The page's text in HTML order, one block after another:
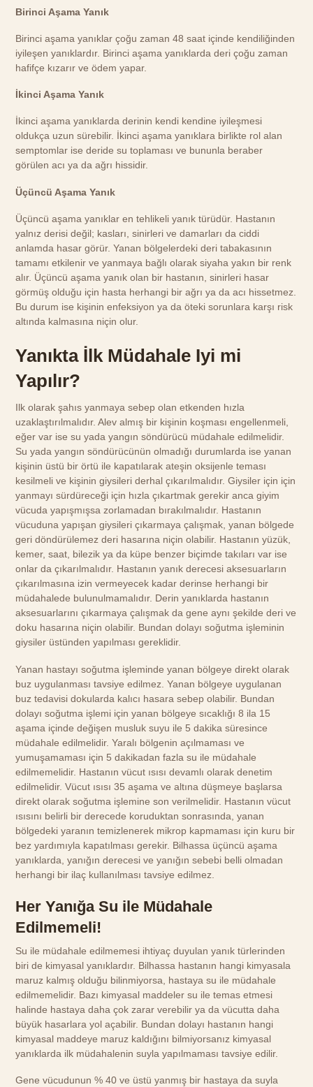
Birinci Aşama Yanık
Birinci aşama yanıklar çoğu zaman 48 saat içinde kendiliğinden
iyileşen yanıklardır. Birinci aşama yanıklarda deri çoğu zaman
hafifçe kızarır ve ödem yapar.
İkinci Aşama Yanık
İkinci aşama yanıklarda derinin kendi kendine iyileşmesi
oldukça uzun sürebilir. İkinci aşama yanıklara birlikte rol alan
semptomlar ise deride su toplaması ve bununla beraber
görülen acı ya da ağrı hissidir.
Üçüncü Aşama Yanık
Üçüncü aşama yanıklar en tehlikeli yanık türüdür. Hastanın
yalnız derisi değil; kasları, sinirleri ve damarları da ciddi
anlamda hasar görür. Yanan bölgelerdeki deri tabakasının
tamamı etkilenir ve yanmaya bağlı olarak siyaha yakın bir renk
alır. Üçüncü aşama yanık olan bir hastanın, sinirleri hasar
görmüş olduğu için hasta herhangi bir ağrı ya da acı hissetmez.
Bu durum ise kişinin enfeksiyon ya da öteki sorunlara karşı risk
altında kalmasına niçin olur.
Yanıkta İlk Müdahale Iyi mi
Yapılır?
Ilk olarak şahıs yanmaya sebep olan etkenden hızla
uzaklaştırılmalıdır. Alev almış bir kişinin koşması engellenmeli,
eğer var ise su yada yangın söndürücü müdahale edilmelidir.
Su yada yangın söndürücünün olmadığı durumlarda ise yanan
kişinin üstü bir örtü ile kapatılarak ateşin oksijenle teması
kesilmeli ve kişinin giysileri derhal çıkarılmalıdır. Giysiler için için
yanmayı sürdüreceği için hızla çıkartmak gerekir anca giyim
vücuda yapışmışsa zorlamadan bırakılmalıdır. Hastanın
vücuduna yapışan giysileri çıkarmaya çalışmak, yanan bölgede
geri döndürülemez deri hasarına niçin olabilir. Hastanın yüzük,
kemer, saat, bilezik ya da küpe benzer biçimde takıları var ise
onlar da çıkarılmalıdır. Hastanın yanık derecesi aksesuarların
çıkarılmasına izin vermeyecek kadar derinse herhangi bir
müdahalede bulunulmamalıdır. Derin yanıklarda hastanın
aksesuarlarını çıkarmaya çalışmak da gene aynı şekilde deri ve
doku hasarına niçin olabilir. Bundan dolayı soğutma işleminin
giysiler üstünden yapılması gereklidir.
Yanan hastayı soğutma işleminde yanan bölgeye direkt olarak
buz uygulanması tavsiye edilmez. Yanan bölgeye uygulanan
buz tedavisi dokularda kalıcı hasara sebep olabilir. Bundan
dolayı soğutma işlemi için yanan bölgeye sıcaklığı 8 ila 15
aşama içinde değişen musluk suyu ile 5 dakika süresince
müdahale edilmelidir. Yaralı bölgenin açılmaması ve
yumuşamaması için 5 dakikadan fazla su ile müdahale
edilmemelidir. Hastanın vücut ısısı devamlı olarak denetim
edilmelidir. Vücut ısısı 35 aşama ve altına düşmeye başlarsa
direkt olarak soğutma işlemine son verilmelidir. Hastanın vücut
ısısını belirli bir derecede koruduktan sonrasında, yanan
bölgedeki yaranın temizlenerek mikrop kapmaması için kuru bir
bez yardımıyla kapatılması gerekir. Bilhassa üçüncü aşama
yanıklarda, yanığın derecesi ve yanığın sebebi belli olmadan
herhangi bir ilaç kullanılması tavsiye edilmez.
Her Yanığa Su ile Müdahale
Edilmemeli!
Su ile müdahale edilmemesi ihtiyaç duyulan yanık türlerinden
biri de kimyasal yanıklardır. Bilhassa hastanın hangi kimyasala
maruz kalmış olduğu bilinmiyorsa, hastaya su ile müdahale
edilmemelidir. Bazı kimyasal maddeler su ile temas etmesi
halinde hastaya daha çok zarar verebilir ya da vücutta daha
büyük hasarlara yol açabilir. Bundan dolayı hastanın hangi
kimyasal maddeye maruz kaldığını bilmiyorsanız kimyasal
yanıklarda ilk müdahalenin suyla yapılmaması tavsiye edilir.
Gene vücudunun % 40 ve üstü yanmış bir hastaya da suyla